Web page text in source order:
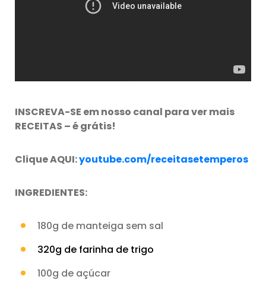
INSCREVA-SE em nosso canal para ver mais
RECEITAS – é grátis!
Clique AQUI:youtube.com/receitasetemperos
INGREDIENTES:
180g de manteiga sem sal
320g de farinha de trigo
100g de açúcar